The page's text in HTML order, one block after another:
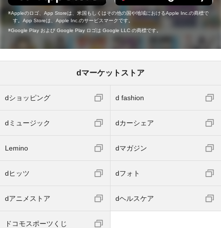
Appleのロゴ、App Storeは、米国もしくはその他の国や地域におけるApple Inc.の商標で
す。App Storeは、Apple Inc.のサービスマークです。
Google Play および Google Play ロゴは Google LLC の商標です。
dマーケットストア
dショッピング d fashion
dミュージック dカーシェア
Lemino dマガジン
dヒッツ dフォト
dアニメストア dヘルスケア
ドコモスポーツくじ